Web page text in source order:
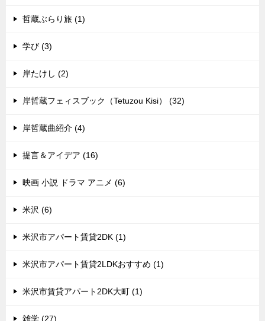
哲蔵ぶらり旅 (1)
学び (3)
岸たけし (2)
岸哲蔵フェィスブック（Tetuzou Kisi） (32)
岸哲蔵曲紹介 (4)
提言＆アイデア (16)
映画 小説 ドラマ アニメ (6)
米沢 (6)
米沢市アパート賃貸2DK (1)
米沢市アパート賃貸2LDKおすすめ (1)
米沢市賃貸アパート2DK大町 (1)
雑学 (27)